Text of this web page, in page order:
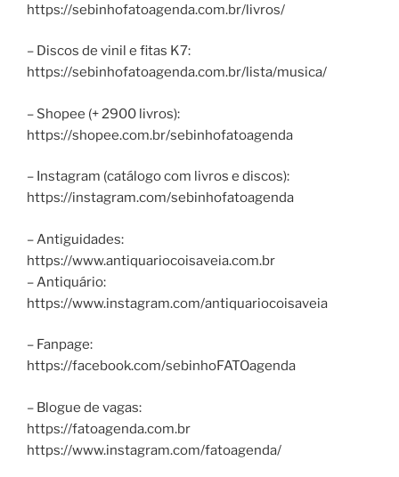
https://sebinhofatoagenda.com.br/livros/
– Discos de vinil e fitas K7:
https://sebinhofatoagenda.com.br/lista/musica/
– Shopee (+ 2900 livros):
https://shopee.com.br/sebinhofatoagenda
– Instagram (catálogo com livros e discos):
https://instagram.com/sebinhofatoagenda
– Antiguidades:
https://www.antiquariocoisaveia.com.br
– Antiquário:
https://www.instagram.com/antiquariocoisaveia
– Fanpage:
https://facebook.com/sebinhoFATOagenda
– Blogue de vagas:
https://fatoagenda.com.br
https://www.instagram.com/fatoagenda/